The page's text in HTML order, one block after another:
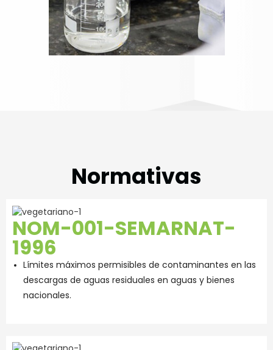
Normativas
NOM-001-SEMARNAT-
1996
Límites máximos permisibles de contaminantes en las
descargas de aguas residuales en aguas y bienes
nacionales.